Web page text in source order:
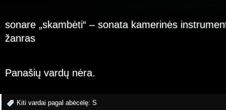
sonare „skambėti“ – sonata kamerinės
žanras
Panašių vardų nėra.
Kiti vardai pagal abėcėlę: S